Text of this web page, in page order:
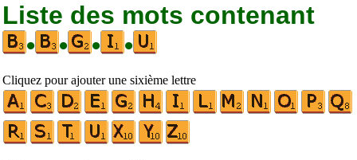
Liste des mots contenant
•
• • •
Cliquez pour ajouter une sixième lettre